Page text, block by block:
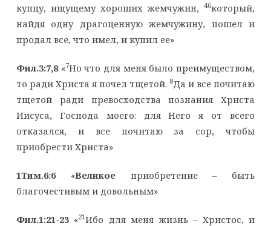
купцу, ищущему хороших жемчужин,46который,
найдя одну драгоценную жемчужину, пошел и
продал все, что имел, и купил ее»
Фил.3:7,8«7Но что для меня было преимуществом,
то ради Христа я почел тщетой. 8Да и все почитаю
тщетой ради превосходства познания Христа
Иисуса, Господа моего: для Него я от всего
отказался, и все почитаю за сор, чтобы
приобрести Христа»
1Тим.6:6«Великое приобретение – быть
благочестивым и довольным»
Фил.1:21-23«21Ибо для меня жизнь – Христос, и